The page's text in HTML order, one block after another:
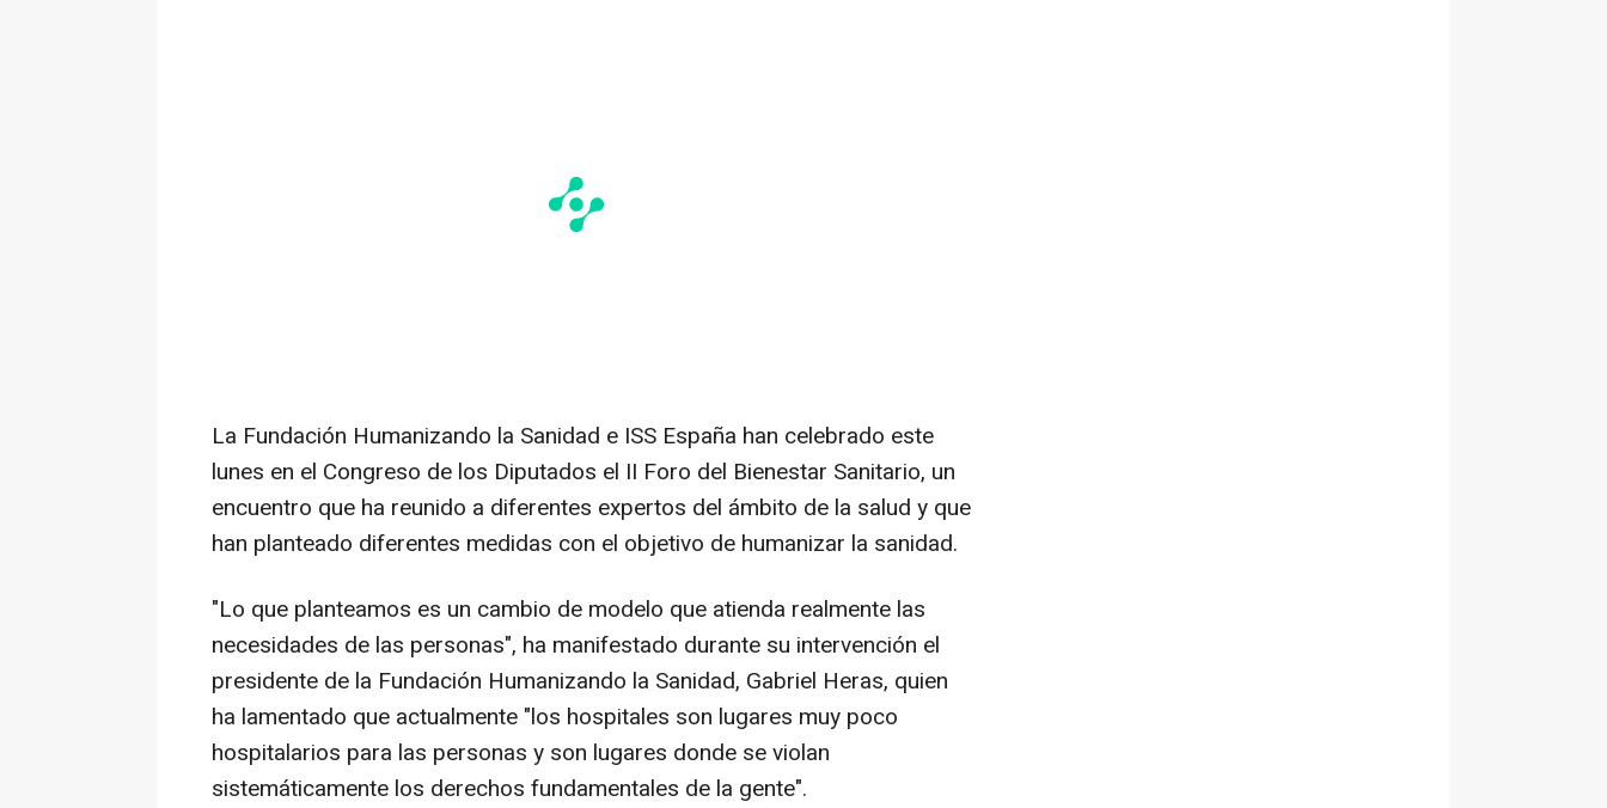
La Fundación Humanizando la Sanidad e ISS España han celebrado este
lunes en el Congreso de los Diputados el II Foro del Bienestar Sanitario, un
encuentro que ha reunido a diferentes expertos del ámbito de la salud y que
han planteado diferentes medidas con el objetivo de humanizar la sanidad.
"Lo que planteamos es un cambio de modelo que atienda realmente las
necesidades de las personas", ha manifestado durante su intervención el
presidente de la Fundación Humanizando la Sanidad, Gabriel Heras, quien
ha lamentado que actualmente "los hospitales son lugares muy poco
hospitalarios para las personas y son lugares donde se violan
sistemáticamente los derechos fundamentales de la gente".